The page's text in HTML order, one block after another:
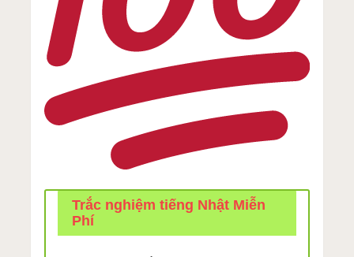
Trắc nghiệm tiếng Nhật Miễn
Phí